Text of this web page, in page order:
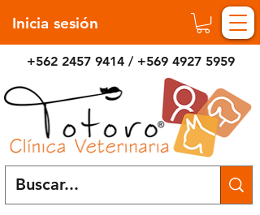
Inicia sesión
+562 2457 9414 / +569 4927 5959